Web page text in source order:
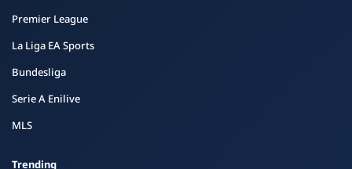
Premier League
La Liga EA Sports
Bundesliga
Serie A Enilive
MLS
Trending